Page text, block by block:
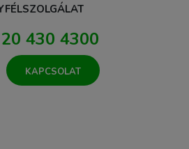
430 4300
KAPCSOLAT